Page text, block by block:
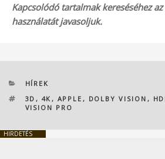
Kapcsolódó tartalmak kereséséhez
használatát javasoljuk.
KATEGÓRIÁK
HÍREK
CÍMKÉK
3D , 4K , APPLE , DOLBY VISION ,
VISION PRO
HIRDETÉS